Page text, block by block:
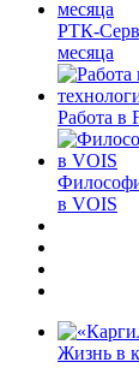
РТК-
месяца
Работа в
в VOIS
Жизнь в